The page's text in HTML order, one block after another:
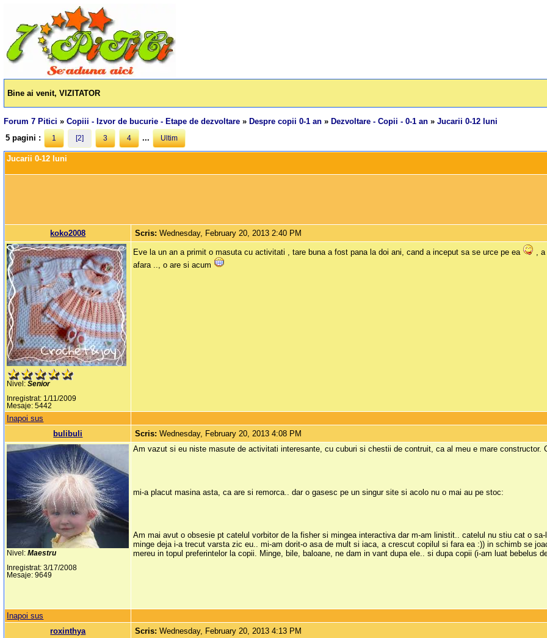
Bine ai venit, VIZITATOR
Forum 7 Pitici »Copiii - Izvor de bucurie - Etape de dezvoltare » Despre copii 0-1 an » Dezvoltare - Copii - 0-1 an »Jucarii 0-12 luni
5 pagini :
1 [2] 3 4 ... Ultim
Jucarii 0-12 luni
koko2008 Scris:Wednesday, February 20, 2013 2:40 PM
Nivel:Senior
Inregistrat: 1/11/2009
Mesaje: 5442
Eve la un an a primit o masuta cu activitati , tare buna a fost pana la doi ani, cand a inceput sa se urce pe ea
, a
afara .., o are si acum
Inapoi sus
bulibuli
Scris:Wednesday, February 20, 2013 4:08 PM
Nivel:Maestru
Inregistrat: 3/17/2008
Mesaje: 9649
Am vazut si eu niste masute de activitati interesante, cu cuburi si chestii de contruit, ca al meu e mare constructor.
mi-a placut masina asta, ca are si remorca.. dar o gasesc pe un singur site si acolo nu o mai au pe stoc:
Am mai avut o obsesie pt catelul vorbitor de la fisher si mingea interactiva dar m-am linistit.. catelul nu stiu cat o
minge deja i-a trecut varsta zic eu.. mi-am dorit-o asa de mult si iaca, a crescut copilul si fara ea :)) in schimb se
mereu in topul preferintelor la copii. Minge, bile, baloane, ne dam in vant dupa ele.. si dupa copii (i-am luat bebelus
Inapoi sus
roxinthya
Scris:Wednesday, February 20, 2013 4:13 PM